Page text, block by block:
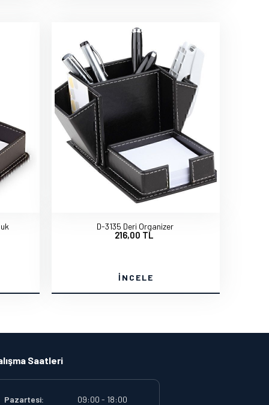
D-3135 Deri Organizer
216,00 TL
İNCELE
Saatleri
Pazartesi: 09:00 - 18:00